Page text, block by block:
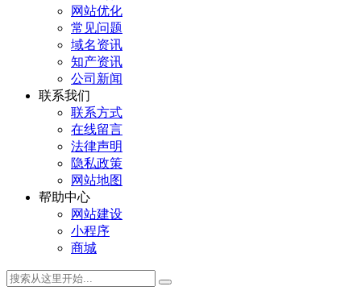
网站优化
常见问题
域名资讯
知产资讯
公司新闻
联系我们
联系方式
在线留言
法律声明
隐私政策
网站地图
帮助中心
网站建设
小程序
商城